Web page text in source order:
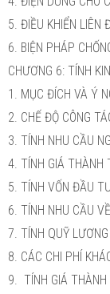
5. ĐIỀU KHIỂN LIÊN
6. BIỆN PHÁP
CHƯƠNG 6: TÍNH
1. MỤC ĐÍCH VÀ Ý
2. CHẾ ĐỘ CÔNG
3. TÍNH NHU CẦU
4. TÍNH GIÁ THÀNH
5. TÍNH VỐN ĐẦU
6. TÍNH NHU CẦU
7. TÍNH QUỸ
8. CÁC CHI PHÍ
9. TÍNH GIÁ THÀNH